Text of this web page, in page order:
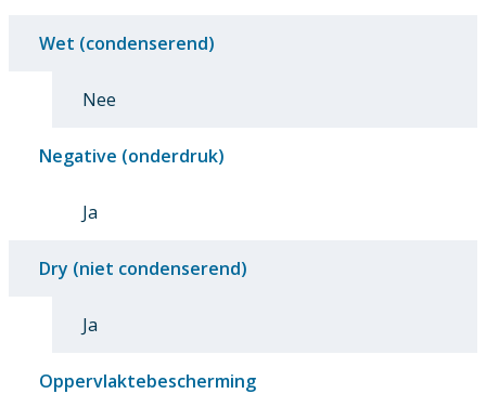
Wet (condenserend)
Nee
Negative (onderdruk)
Ja
Dry (niet condenserend)
Ja
Oppervlaktebescherming